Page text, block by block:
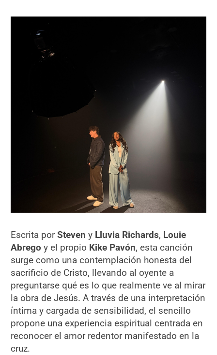
Escrita porSteven y Lluvia Richards, Louie
Abrego y el propio Kike Pavón, esta canción
surge como una contemplación honesta del
sacrificio de Cristo, llevando al oyente a
preguntarse qué es lo que realmente ve al mirar
la obra de Jesús. A través de una interpretación
íntima y cargada de sensibilidad, el sencillo
propone una experiencia espiritual centrada en
reconocer el amor redentor manifestado en la
cruz.